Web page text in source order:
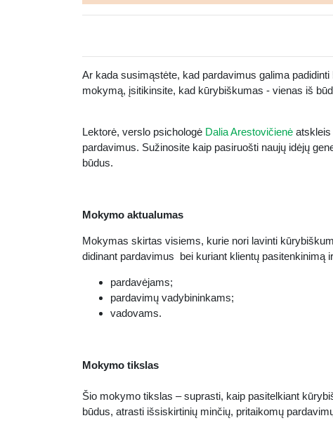
Ar kada susimąstėte, kad pardavimus galima
mokymą, įsitikinsite, kad kūrybiškumas - vienas iš
Lektorė, verslo psichologė Dalia Arestovičienė atskleis
pardavimus. Sužinosite kaip pasiruošti naujų idėjų
būdus.
Mokymo aktualumas
Mokymas skirtas visiems, kurie nori lavinti
didinant pardavimus bei kuriant klientų pasitenkinimą
pardavėjams;
pardavimų vadybininkams;
vadovams.
Mokymo tikslas
Šio mokymo tikslas – suprasti, kaip pasitelkiant
būdus, atrasti išsiskirtinių minčių, pritaikomų